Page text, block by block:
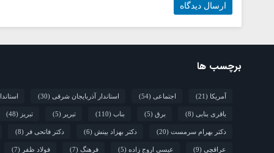
برچسب ها
آمریکا (21) اجتماعی (54) استاندار آذربایجان شرقی (30)
باقری بنابی (8) برق (5) بناب (110) تبریر (5) تبریز (48)
دکتر بهرام سرمست (20) دکتر بهزاد بینش (6) دکتر فاتحی فر (8)
عراقچی (9) عیسی اروج زاده (5) فرهنگ (7) فولاد ظفر (7)